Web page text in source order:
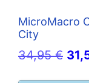
MicroMacro
City
34,95€ El